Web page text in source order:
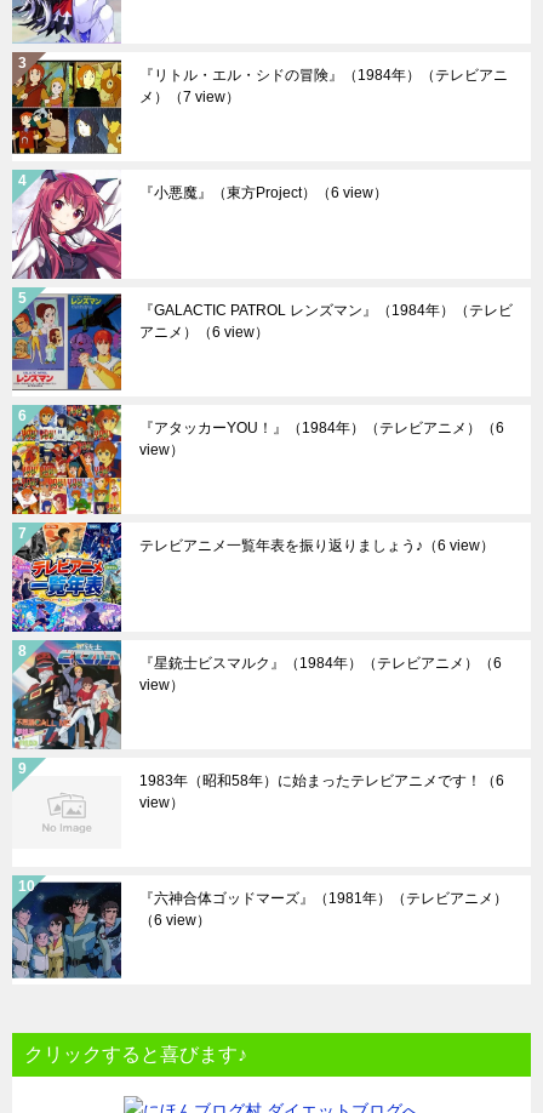
『リトル・エル・シドの冒険』（1984年）（テレビアニ
メ）
（7 view）
『小悪魔』（東方Project） （6 view）
『GALACTIC PATROL レンズマン』（1984年）（テレビ
アニメ）
（6 view）
『アタッカーYOU！』（1984年）（テレビアニメ）
（6
view）
テレビアニメ一覧年表を振り返りましょう♪ （6 view）
『星銃士ビスマルク』（1984年）（テレビアニメ）
（6
view）
1983年（昭和58年）に始まったテレビアニメです！
（6
view）
『六神合体ゴッドマーズ』（1981年）（テレビアニメ）
（6 view）
クリックすると喜びます♪